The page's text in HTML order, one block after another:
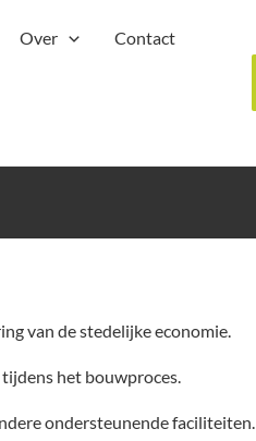
Over
Contact
van de stedelijke economie.
het bouwproces.
ondersteunende faciliteiten.